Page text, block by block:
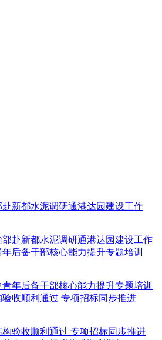
新都水泥调研通港达园建设工作
后备干部核心能力提升专题培训
收顺利通过 专项招标同步推进